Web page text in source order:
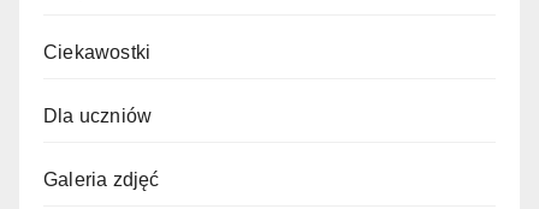
Ciekawostki
Dla uczniów
Galeria zdjęć